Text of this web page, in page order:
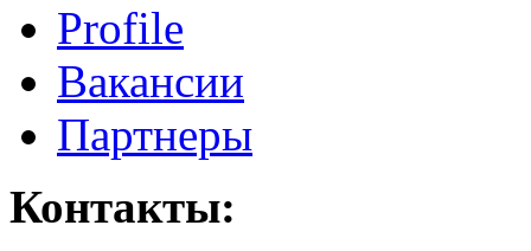
Profile
Вакансии
Партнеры
Контакты: